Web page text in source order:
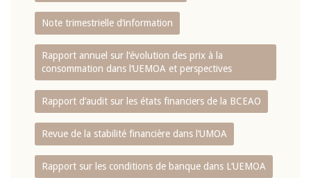
Note trimestrielle d‘information
Rapport annuel sur l‘évolution des prix à la
consommation dans l‘UEMOA et perspectives
Rapport d‘audit sur les états financiers de la BCEAO
Revue de la stabilité financière dans l‘UMOA
Rapport sur les conditions de banque dans L‘UEMOA